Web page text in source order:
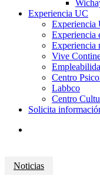
Experiencia UC
Experiencia
Experiencia
Experiencia
Vive
Centro
Labbco
Centro
Solicita
Noticias